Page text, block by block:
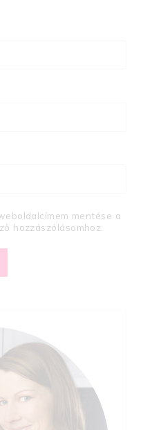
mentése a
hozzászólásomhoz.